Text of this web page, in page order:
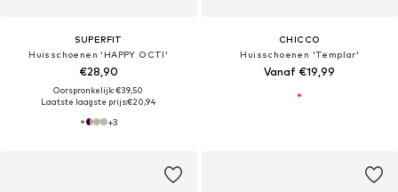
SUPERFIT
Huisschoenen 'HAPPY OCTI'
€28,90
Oorspronkelijk: €39,50
Laatste laagste prijs:€20,94
+3
CHICCO
Huisschoenen 'Templar'
Vanaf €19,99